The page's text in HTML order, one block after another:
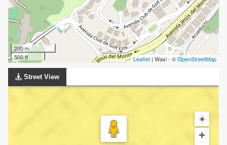
200 m
500 ft
Leaflet | Wasi - ©OpenStreetMap
Street View